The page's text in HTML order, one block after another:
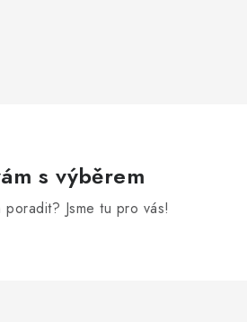
s výběrem
Jsme tu pro vás!